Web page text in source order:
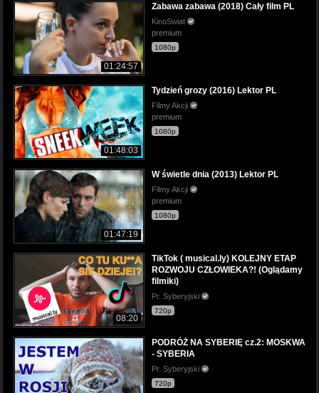
01:24:57
Zabawa zabawa (2018) Cały film PL
KinoSwiat
premium
1080p
01:48:03
Tydzień grozy (2016) Lektor PL
Filmy Akcji
premium
1080p
01:47:19
W świetle dnia (2013) Lektor PL
Filmy Akcji
premium
1080p
08:20
TikTok ( musical.ly) KOLEJNY ETAP
ROZWOJU CZŁOWIEKA?! (Oglądamy
filmiki)
Pr. Syberyjski
720p
PODRÓŻ NA SYBERIĘ cz.2: MOSKWA
- SYBERIA
Pr. Syberyjski
720p